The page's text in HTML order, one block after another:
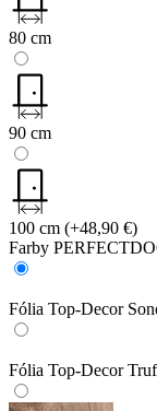
80 cm
90 cm
100 cm (+48,90 €)
Farby
Fólia Top-Decor
Fólia Top-Decor